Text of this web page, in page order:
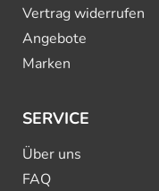
Vertrag widerrufen
Angebote
Marken
SERVICE
Über uns
FAQ